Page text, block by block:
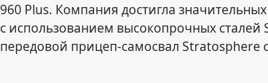
960 Plus. Компания достигла
с использованием высокопрочных сталей
передовой прицеп-самосвал